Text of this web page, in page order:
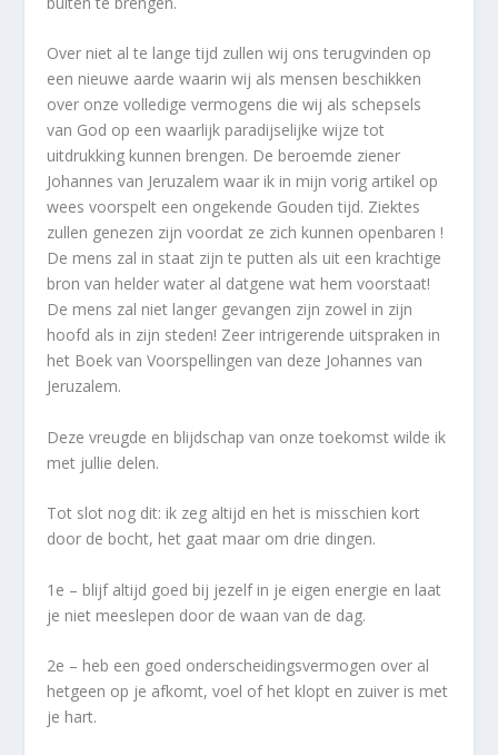
Over niet al te lange tijd zullen wij ons terugvinden op
een nieuwe aarde waarin wij als mensen beschikken
over onze volledige vermogens die wij als schepsels
van God op een waarlijk paradijselijke wijze tot
uitdrukking kunnen brengen. De beroemde ziener
Johannes van Jeruzalem waar ik in mijn vorig artikel op
wees voorspelt een ongekende Gouden tijd. Ziektes
zullen genezen zijn voordat ze zich kunnen openbaren !
De mens zal in staat zijn te putten als uit een krachtige
bron van helder water al datgene wat hem voorstaat!
De mens zal niet langer gevangen zijn zowel in zijn
hoofd als in zijn steden! Zeer intrigerende uitspraken in
het Boek van Voorspellingen van deze Johannes van
Jeruzalem.
Deze vreugde en blijdschap van onze toekomst wilde ik
met jullie delen.
Tot slot nog dit: ik zeg altijd en het is misschien kort
door de bocht, het gaat maar om drie dingen.
1e – blijf altijd goed bij jezelf in je eigen energie en laat
je niet meeslepen door de waan van de dag.
2e – heb een goed onderscheidingsvermogen over al
hetgeen op je afkomt, voel of het klopt en zuiver is met
je hart.